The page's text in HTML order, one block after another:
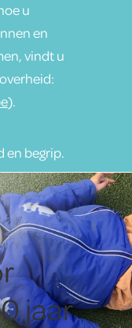
u
en
vindt u
).
en begrip.
jaar